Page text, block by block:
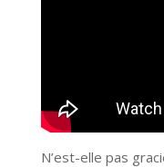
N’est-elle pas